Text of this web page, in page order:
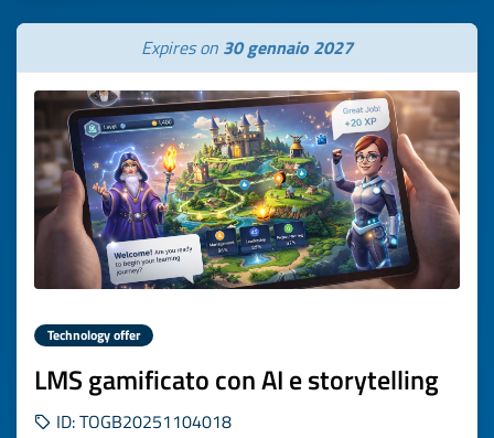
Expires on 30 gennaio 2027
Technology offer
LMS gamificato con AI e storytelling
ID: TOGB20251104018